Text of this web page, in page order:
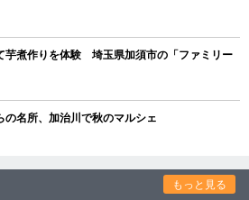
芋煮作りを体験 埼玉県加須市の「ファミリー
名所、加治川で秋のマルシェ
もっと見る